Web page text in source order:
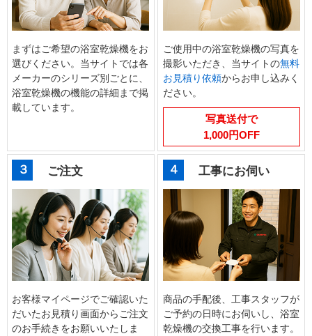
まずはご希望の浴室乾燥機をお
選びください。当サイトでは各
メーカーのシリーズ別ごとに、
浴室乾燥機の機能の詳細まで掲
載しています。
ご使用中の浴室乾燥機の写真を
撮影いただき、当サイトの無料
お見積り依頼からお申し込みく
ださい。
写真送付で
1,000円OFF
３ ご注文
お客様マイページでご確認いた
だいたお見積り画面からご注文
のお手続きをお願いいたしま
４ 工事にお伺い
商品の手配後、工事スタッフが
ご予約の日時にお伺いし、浴室
乾燥機の交換工事を行います。